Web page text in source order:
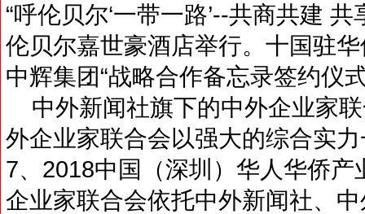
“呼伦贝尔‘一带一路’--共商共建
伦贝尔嘉世豪酒店举行。十国驻
中辉集团“战略合作备忘录签约仪
中外新闻社旗下的中外企业家
外企业家联合会以强大的综合实
7、2018中国（深圳）华人华侨
企业家联合会依托中外新闻社、